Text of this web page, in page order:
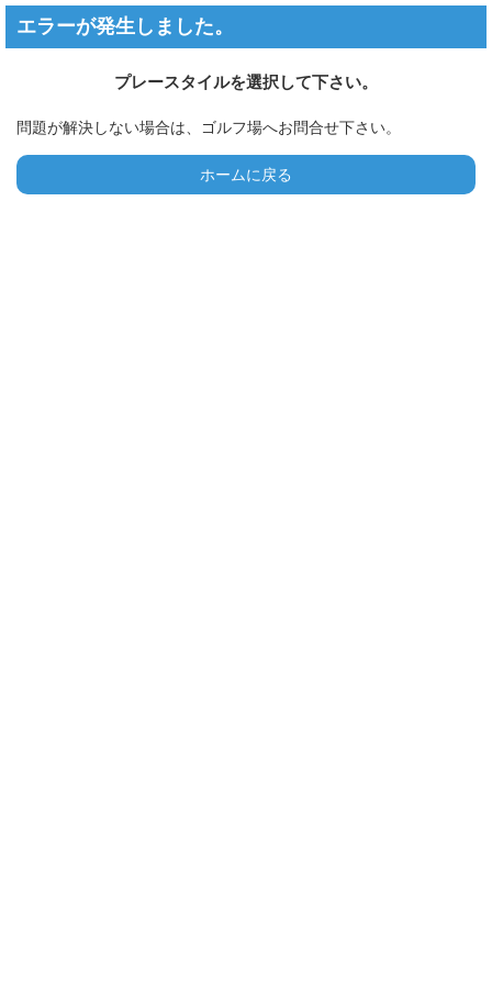
エラーが発生しました。
プレースタイルを選択して下さい。
問題が解決しない場合は、ゴルフ場へお問合せ下さい。
ホームに戻る